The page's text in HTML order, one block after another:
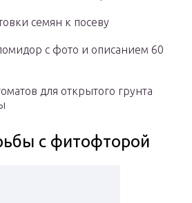
семян к посеву
с фото и описанием 60
для открытого грунта
с фитофторой